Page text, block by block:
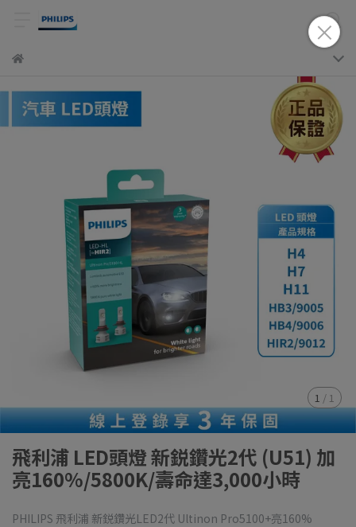
1 / 1
飛利浦 LED頭燈 新鋭鑽光2代 (U51) 加
亮160%/5800K/壽命達3,000小時
PHILIPS 飛利浦 新鋭鑽光LED2代 Ultinon Pro5100+亮160%